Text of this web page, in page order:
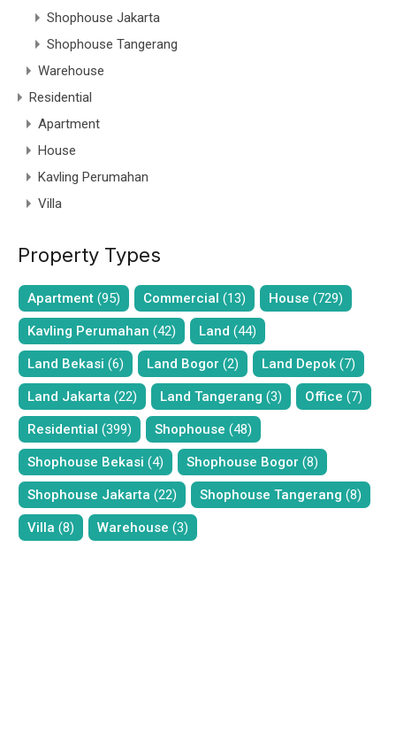
Shophouse Jakarta
Shophouse Tangerang
Warehouse
Residential
Apartment
House
Kavling Perumahan
Villa
Property Types
Apartment (95) Commercial (13) House (729)
Kavling Perumahan (42) Land (44)
Land Bekasi (6) Land Bogor (2) Land Depok (7)
Land Jakarta (22) Land Tangerang (3) Office (7)
Residential (399) Shophouse (48)
Shophouse Bekasi (4) Shophouse Bogor (8)
Shophouse Jakarta (22) Shophouse Tangerang (8)
Villa (8) Warehouse (3)